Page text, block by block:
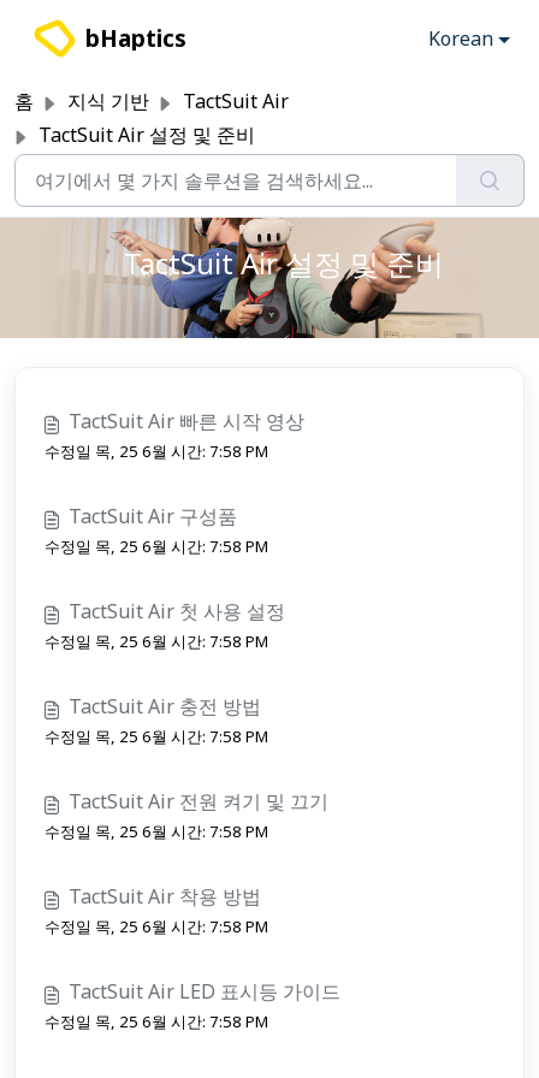
bHaptics Korean
홈 지식 기반
TactSuit Air
TactSuit Air 설정 및 준비
TactSuit Air 설정 및 준비
TactSuit Air 빠른 시작 영상
수정일 목, 25 6월 시간: 7:58 PM
TactSuit Air 구성품
수정일 목, 25 6월 시간: 7:58 PM
TactSuit Air 첫 사용 설정
수정일 목, 25 6월 시간: 7:58 PM
TactSuit Air 충전 방법
수정일 목, 25 6월 시간: 7:58 PM
TactSuit Air 전원 켜기 및 끄기
수정일 목, 25 6월 시간: 7:58 PM
TactSuit Air 착용 방법
수정일 목, 25 6월 시간: 7:58 PM
TactSuit Air LED 표시등 가이드
수정일 목, 25 6월 시간: 7:58 PM